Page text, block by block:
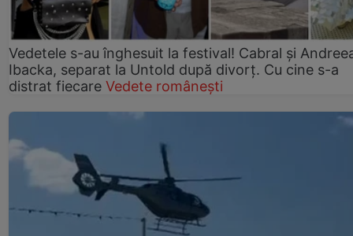
Vedetele s-au înghesuit la festival! Cabral și
Ibacka, separat la Untold după divorț. Cu cine s-a
distrat fiecare Vedete românești